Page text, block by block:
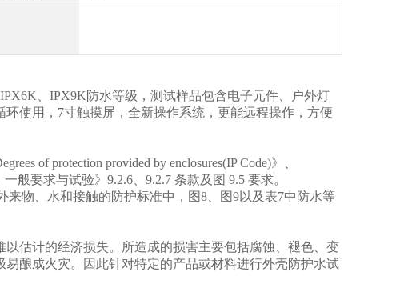
、IPX9K防水等级，测试样品包含电子元件、户外灯
使用，7寸触摸屏，全新操作系统，更能远程操作，方便
of protection provided by enclosures(IP Code)》、
般要求与试验》9.2.6、9.2.7 条款及图 9.5 要求。
来物、水和接触的防护标准中，图8、图9以及表7中防水等
估计的经济损失。所造成的损害主要包括腐蚀、褪色、变
酿成火灾。因此针对特定的产品或材料进行外壳防护水试